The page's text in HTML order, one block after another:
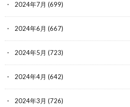
2024年7月 (699)
2024年6月 (667)
2024年5月 (723)
2024年4月 (642)
2024年3月 (726)